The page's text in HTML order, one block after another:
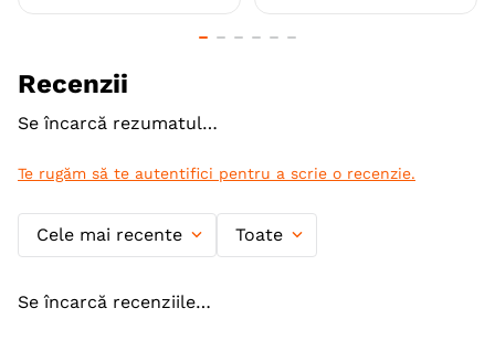
Recenzii
Se încarcă rezumatul…
Te rugăm să te autentifici pentru a scrie o recenzie.
Cele mai recente Toate
Se încarcă recenziile…